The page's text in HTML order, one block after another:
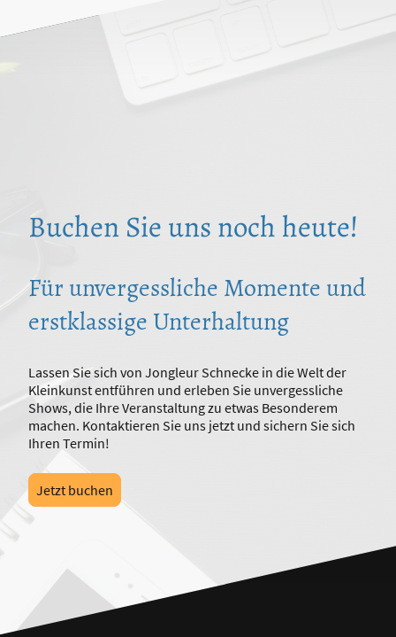
Buchen Sie uns noch heute!
Für unvergessliche Momente und
erstklassige Unterhaltung
Lassen Sie sich von Jongleur Schnecke in die Welt der
Kleinkunst entführen und erleben Sie unvergessliche
Shows, die Ihre Veranstaltung zu etwas Besonderem
machen. Kontaktieren Sie uns jetzt und sichern Sie sich
Ihren Termin!
Jetzt buchen